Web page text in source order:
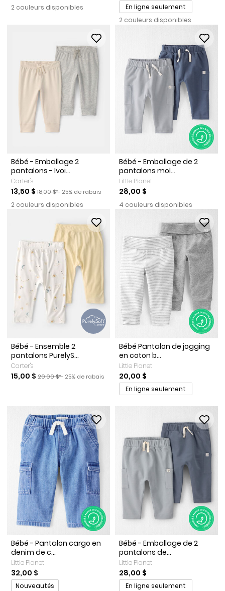
2 couleurs disponibles
En ligne seulement
2 couleurs disponibles
Bébé - Emballage 2
pantalons - Ivoi...
Carter's
Prix de solde
13,50 $Prix ​​de détail suggéré par le fabricant
18,00 $* Pourcentage de rabais
25% de rabais
2 couleurs disponibles
Bébé - Emballage de 2
pantalons mol...
Little Planet
28,00 $
4 couleurs disponibles
Bébé - Ensemble 2
pantalons PurelyS...
Carter's
Prix de solde
15,00 $ Prix ​​de détail suggéré par le fabricant
20,00 $* Pourcentage de rabais
25% de rabais
Bébé Pantalon de jogging
en coton b...
Little Planet
20,00 $
En ligne seulement
Bébé - Pantalon cargo en
denim de c...
Little Planet
32,00 $
Promotions
Nouveautés
Bébé - Emballage de 2
pantalons de...
Little Planet
28,00 $
En ligne seulement